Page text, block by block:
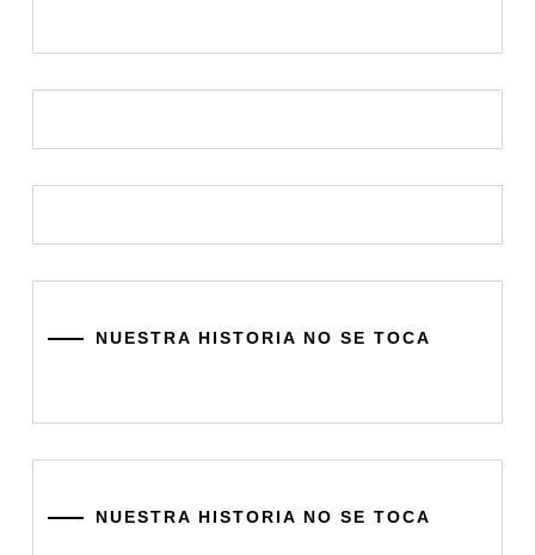
NUESTRA HISTORIA NO SE TOCA
NUESTRA HISTORIA NO SE TOCA